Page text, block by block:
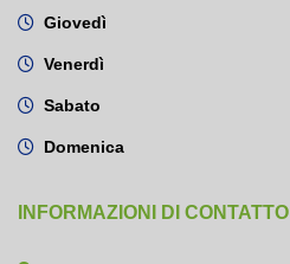
Giovedì
Venerdì
Sabato
Domenica
INFORMAZIONI DI CONTATTO